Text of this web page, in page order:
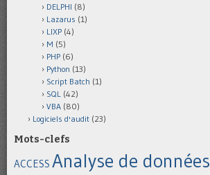
DELPHI (8)
Lazarus (1)
LIXP (4)
M (5)
PHP (6)
Python (13)
Script Batch (1)
SQL (42)
VBA (80)
Logiciels d'audit (23)
Mots-clefs
ACCESS Analyse de données